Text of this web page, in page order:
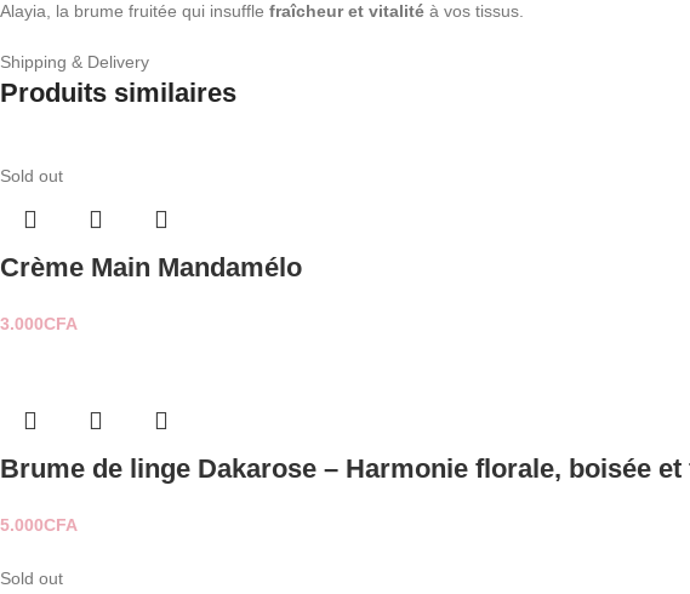
Alayia, la brume fruitée qui insuffle fraîcheur et vitalité à vos tissus.
Shipping & Delivery
Produits similaires
Sold out
Crème Main Mandamélo
3.000CFA
Brume de linge Dakarose – Harmonie florale, boisée
5.000CFA
Sold out